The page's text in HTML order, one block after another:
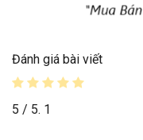
Đánh giá bài viết
5 / 5. 1